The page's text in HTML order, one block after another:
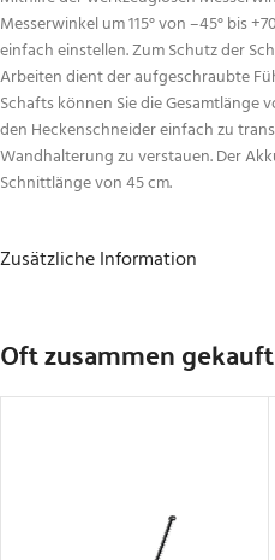
Messerwinkel um 115° von –45° bis
einfach einstellen. Zum Schutz der
Arbeiten dient der aufgeschraubte
Schafts können Sie die Gesamtlänge
den Heckenschneider einfach zu
Wandhalterung zu verstauen. Der
Schnittlänge von 45 cm.
Zusätzliche Information
Oft zusammen gekauft